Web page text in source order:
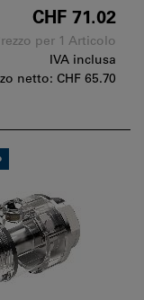
CHF 71.02
per 1 Articolo
IVA inclusa
netto: CHF 65.70